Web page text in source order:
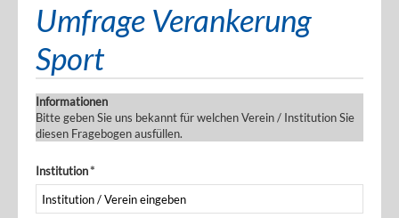
Umfrage Verankerung
Sport
Informationen
Bitte geben Sie uns bekannt für welchen Verein / Institution Sie
diesen Fragebogen ausfüllen.
Institution*